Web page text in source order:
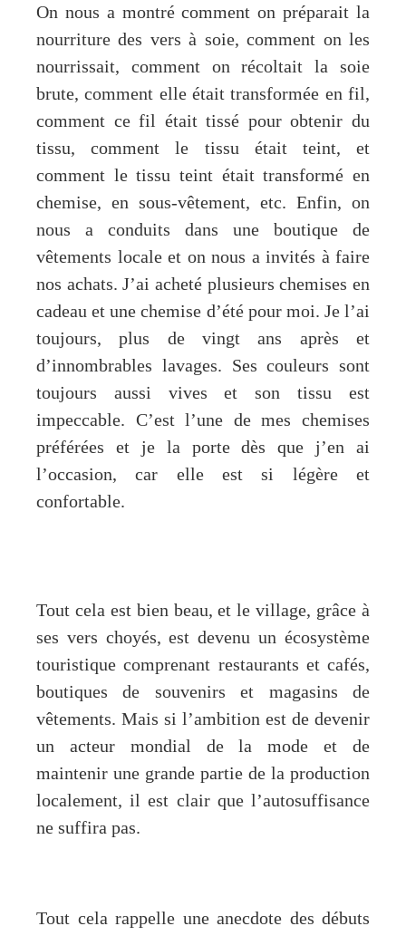
On nous a montré comment on préparait la
nourriture des vers à soie, comment on les
nourrissait, comment on récoltait la soie
brute, comment elle était transformée en fil,
comment ce fil était tissé pour obtenir du
tissu, comment le tissu était teint, et
comment le tissu teint était transformé en
chemise, en sous-vêtement, etc. Enfin, on
nous a conduits dans une boutique de
vêtements locale et on nous a invités à faire
nos achats. J’ai acheté plusieurs chemises en
cadeau et une chemise d’été pour moi. Je l’ai
toujours, plus de vingt ans après et
d’innombrables lavages. Ses couleurs sont
toujours aussi vives et son tissu est
impeccable. C’est l’une de mes chemises
préférées et je la porte dès que j’en ai
l’occasion, car elle est si légère et
confortable.
Tout cela est bien beau, et le village, grâce à
ses vers choyés, est devenu un écosystème
touristique comprenant restaurants et cafés,
boutiques de souvenirs et magasins de
vêtements. Mais si l’ambition est de devenir
un acteur mondial de la mode et de
maintenir une grande partie de la production
localement, il est clair que l’autosuffisance
ne suffira pas.
Tout cela rappelle une anecdote des débuts